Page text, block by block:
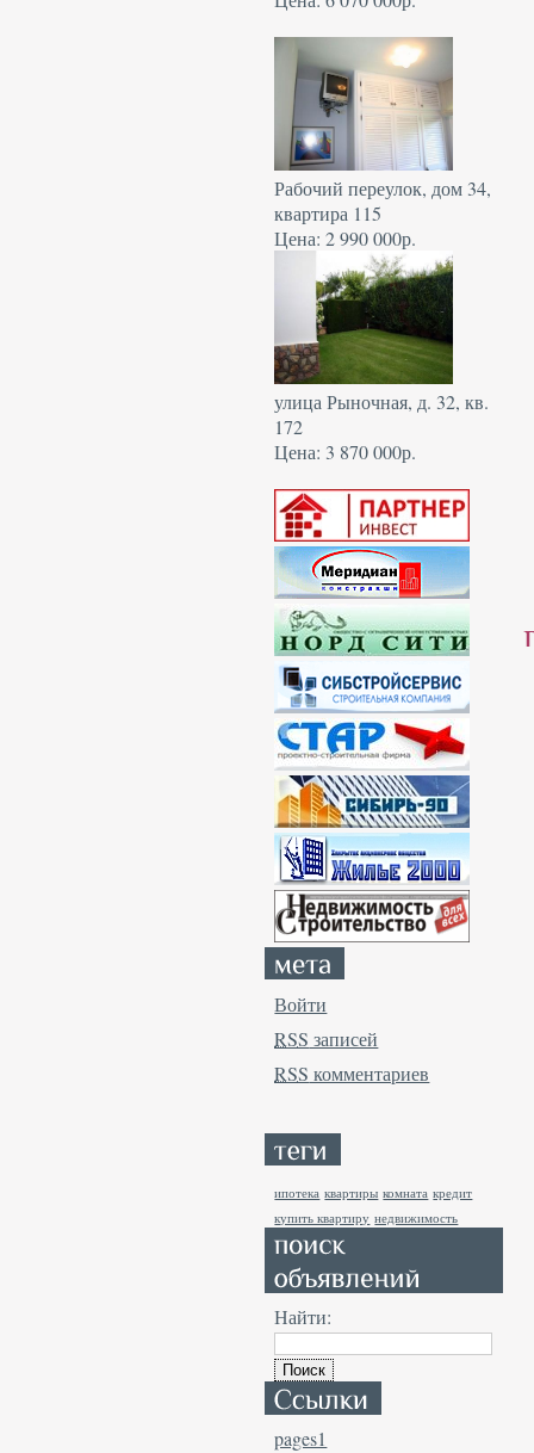
Рабочий переулок, дом 34,
квартира 115
Цена: 2 990 000р.
улица Рыночная, д. 32, кв.
172
Цена: 3 870 000р.
Войти
RSS записей
RSS комментариев
ипотека квартиры комната кредит
купить квартиру недвижимость
Найти:
pages1